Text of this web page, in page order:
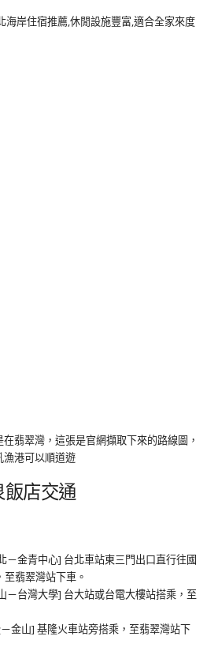
在翡翠灣，這張是官網擷取下來的路線圖，
漁港可以順道遊
店交通
－金青中心] 台北車站東三門出口直行往國
翡翠灣站下車。
－台灣大學] 台大站或台電大樓站搭乘，至
金山] 基隆火車站旁搭乘，至翡翠灣站下